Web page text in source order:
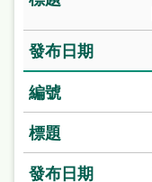
雙
語
詞
彙
台
北